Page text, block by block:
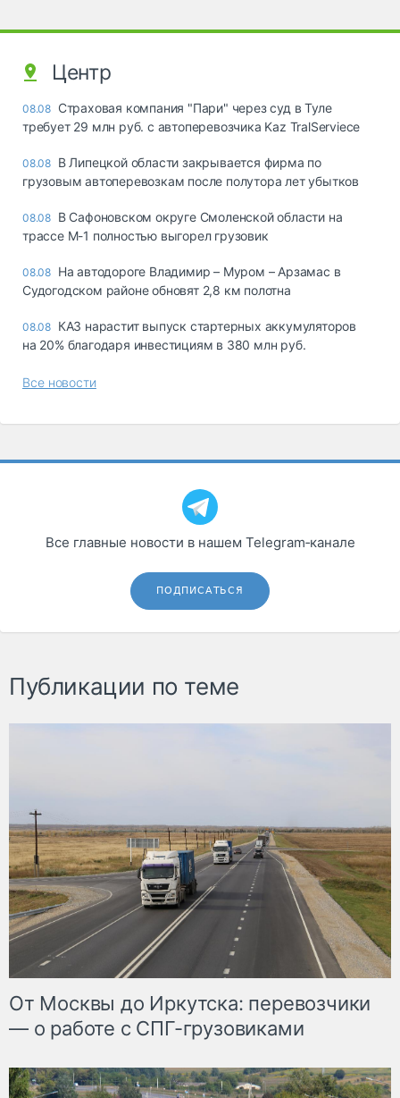
Центр
08.08 Страховая компания "Пари" через суд в Туле
требует 29 млн руб. с автоперевозчика Kaz TralServiece
08.08 В Липецкой области закрывается фирма по
грузовым автоперевозкам после полутора лет убытков
08.08 В Сафоновском округе Смоленской области на
трассе М-1 полностью выгорел грузовик
08.08 На автодороге Владимир – Муром – Арзамас в
Судогодском районе обновят 2,8 км полотна
08.08 КАЗ нарастит выпуск стартерных аккумуляторов
на 20% благодаря инвестициям в 380 млн руб.
Все новости
Все главные новости в нашем Telegram‑канале
ПОДПИСАТЬСЯ
Публикации по теме
От Москвы до Иркутска: перевозчики
— о работе с СПГ-грузовиками